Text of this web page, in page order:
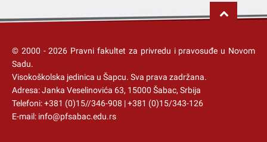
© 2000 -2026 Pravni fakultet za privredu i pravosuđe u Novom
Sadu.
Visokoškolska jedinica u Šapcu. Sva prava zadržana.
Adresa: Janka Veselinovića 63, 15000 Šabac, Srbija
Telefoni:+381 (0)15//346-908 |+381 (0)15/343-126
E-mail: info@pfsabac.edu.rs